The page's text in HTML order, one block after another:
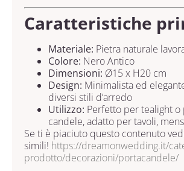
Caratteristiche
Materiale: Pietra naturale
Colore: Nero Antico
Dimensioni: Ø15 x H20 cm
Design: Minimalista ed
diversi stili d’arredo
Utilizzo: Perfetto per tealight o
candele, adatto per tavoli,
Se ti è piaciuto questo contenuto
simili! https://dreamonwedding.it/
prodotto/decorazioni/portacandele/